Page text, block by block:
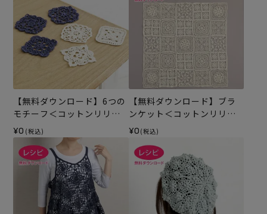
【無料ダウンロード】6つの
モチーフ＜コットンリリー
＞（レシピ）
¥0 (税込)
【無料ダウンロード】ブラ
ンケット＜コットンリリー
＞（レシピ）
¥0 (税込)